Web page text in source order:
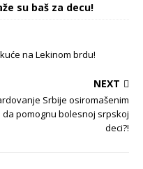
su baš za decu!
na Lekinom brdu!
NEXT
Srbije osiromašenim
pomognu bolesnoj srpskoj
deci?!